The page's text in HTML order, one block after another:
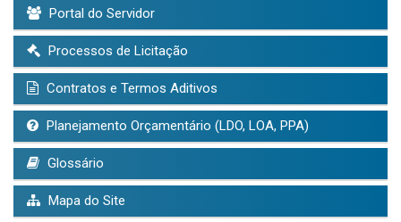
Portal do Servidor
Processos de Licitação
Contratos e Termos Aditivos
Planejamento Orçamentário (LDO, LOA, PPA)
Glossário
Mapa do Site